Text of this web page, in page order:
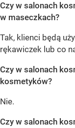
Czy w salonach
w maseczkach?
Tak, klienci będą
rękawiczek lub co
Czy w salonach
kosmetyków?
Nie.
Czy w salonach